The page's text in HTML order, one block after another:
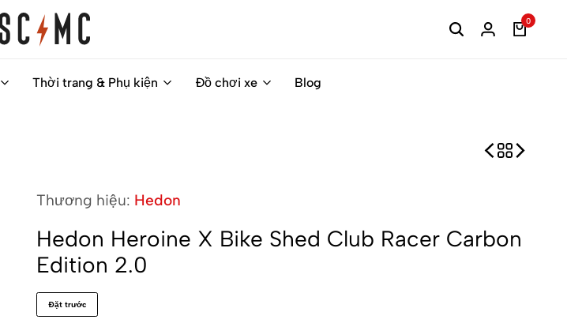
Classic
you
motorbike
0
Thời trang & Phụ kiện Đồ chơi xe Blog
Thương hiệu: Hedon
Hedon Heroine X Bike Shed Club Racer Carbon
Edition 2.0
Đặt trước